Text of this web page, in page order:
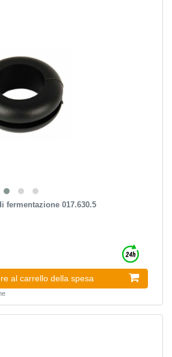
fermentazione 017.630.5
al carrello della spesa